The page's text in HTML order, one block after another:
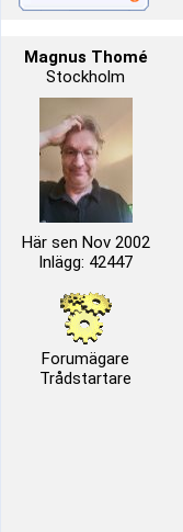
Magnus Thomé
Stockholm
Här sen Nov 2002
Inlägg: 42447
Forumägare
Trådstartare